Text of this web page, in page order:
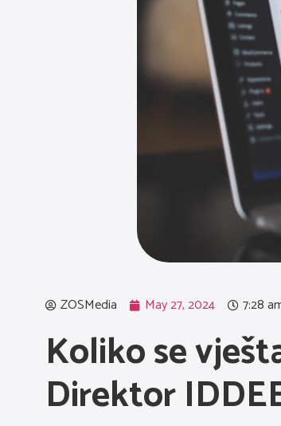
ZOSMedia May 27, 2024 7:28
Koliko se
Direktor